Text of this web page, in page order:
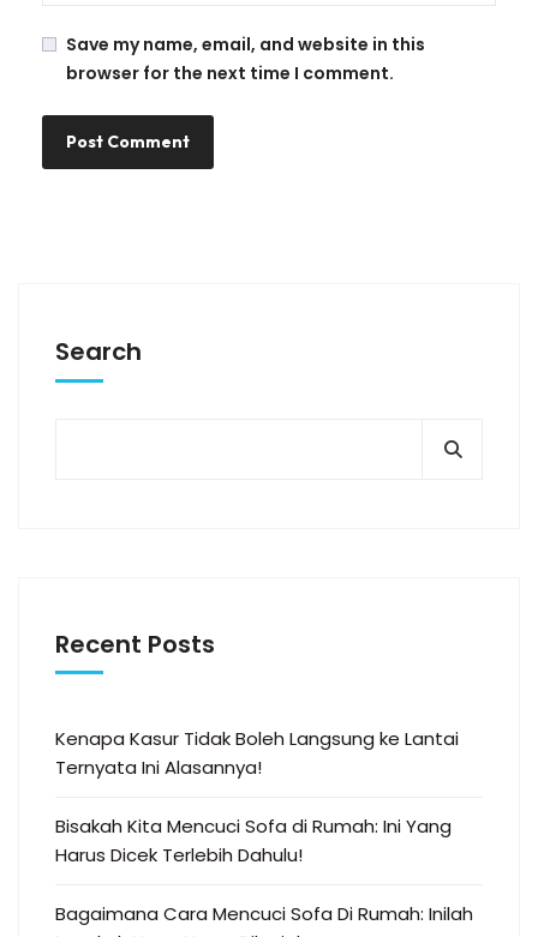
Save my name, email, and website in this
browser for the next time I comment.
Search
Recent Posts
Kenapa Kasur Tidak Boleh Langsung ke Lantai
Ternyata Ini Alasannya!
Bisakah Kita Mencuci Sofa di Rumah: Ini Yang
Harus Dicek Terlebih Dahulu!
Bagaimana Cara Mencuci Sofa Di Rumah: Inilah